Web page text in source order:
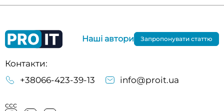
Контакти:
+38066-423-39-13
info@proit.ua
ссс
Наші автори Запропонувати статтю